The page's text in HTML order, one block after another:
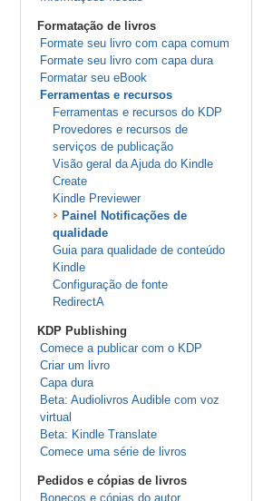
Formatação de livros
Formate seu livro com capa comum
Formate seu livro com capa dura
Formatar seu eBook
Ferramentas e recursos
Ferramentas e recursos do KDP
Provedores e recursos de
serviços de publicação
Visão geral da Ajuda do Kindle
Create
Kindle Previewer
Painel Notificações de
qualidade
Guia para qualidade de conteúdo
Kindle
Configuração de fonte
RedirectA
KDP Publishing
Comece a publicar com o KDP
Criar um livro
Capa dura
Beta: Audiolivros Audible com voz
virtual
Beta: Kindle Translate
Comece uma série de livros
Pedidos e cópias de livros
Bonecos e cópias do autor